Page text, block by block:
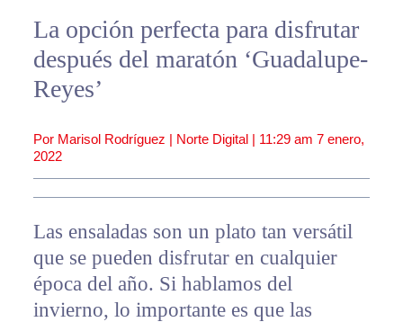
La opción perfecta para disfrutar
después del maratón ‘Guadalupe-
Reyes’
Por Marisol Rodríguez | Norte Digital | 11:29 am 7 enero,
2022
Las ensaladas son un plato tan versátil
que se pueden disfrutar en cualquier
época del año. Si hablamos del
invierno, lo importante es que las